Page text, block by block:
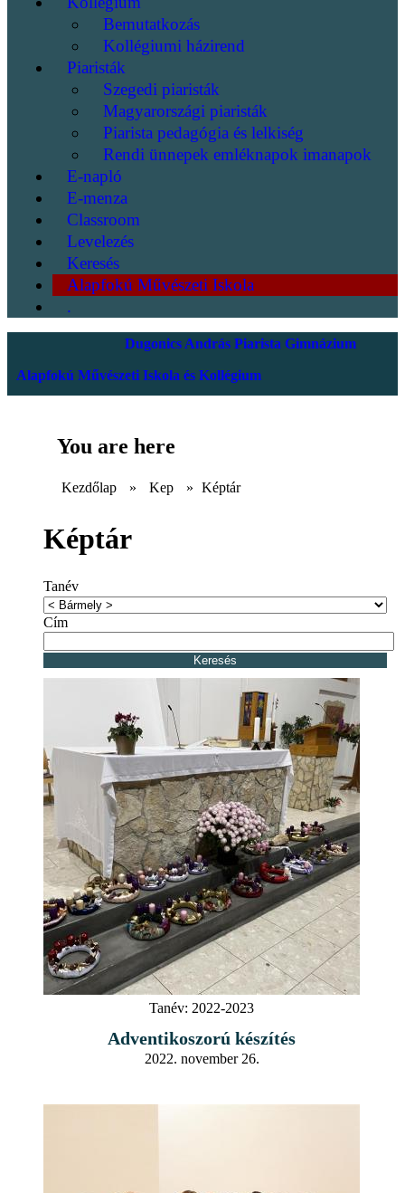
Bemutatkozás
Kollégiumi házirend
Piaristák
Szegedi piaristák
Magyarországi piaristák
Piarista pedagógia és lelkiség
Rendi ünnepek emléknapok imanapok
E-napló
E-menza
Classroom
Levelezés
Keresés
Alapfokú Művészeti Iskola
.
Dugonics András Piarista Gimnázium
Alapfokú Művészeti Iskola és Kollégium
You are here
Kezdőlap » Kep » Képtár
Képtár
Tanév
Cím
Tanév: 2022-2023
Adventikoszorú készítés
2022. november 26.